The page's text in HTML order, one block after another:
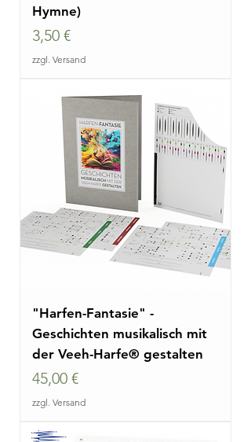
Hymne)
Preis
3,50 €
zzgl. Versand
"Harfen-Fantasie" -
Geschichten musikalisch mit
der Veeh-Harfe® gestalten
Preis
45,00 €
zzgl. Versand